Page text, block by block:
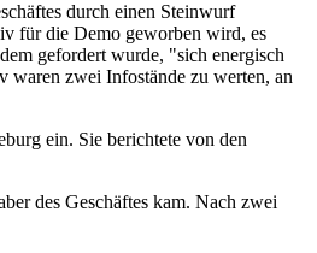
durch einen Steinwurf
für die Demo geworben wird, es
gefordert wurde, "sich energisch
waren zwei Infostände zu werten, an
ein. Sie berichtete von den
des Geschäftes kam. Nach zwei